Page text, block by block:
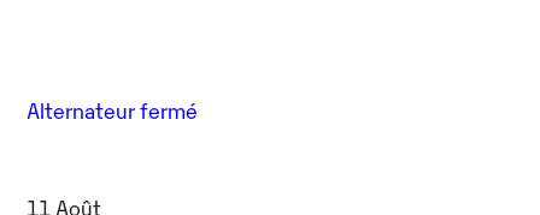
Alternateur fermé
11 Août